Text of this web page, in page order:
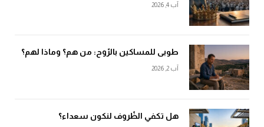
آب 4, 2026
طوبى للمساكين بالرّوح: من هم؟ وماذا لهم؟
آب 2, 2026
هل تكفي الظّروف لنكون سعداء؟